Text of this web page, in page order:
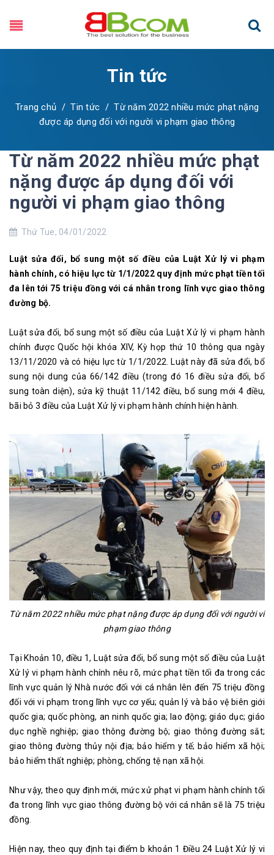
Tin tức
Trang chủ / Tin tức / Từ năm 2022 nhiều mức phạt nặng
được áp dụng đối với người vi phạm giao thông
Từ năm 2022 nhiều mức phạt
nặng được áp dụng đối với
người vi phạm giao thông
Thứ Tue, 04/01/2022
Luật sửa đổi, bổ sung một số điều của Luật Xử lý vi phạm
hành chính, có hiệu lực từ 1/1/2022 quy định mức phạt tiền tối
đa lên tới 75 triệu đồng với cá nhân trong lĩnh vực giao thông
đường bộ.
Luật sửa đổi, bổ sung một số điều của Luật Xử lý vi phạm hành
chính được Quốc hội khóa XIV, Kỳ họp thứ 10 thông qua ngày
13/11/2020 và có hiệu lực từ 1/1/2022. Luật này đã sửa đổi, bổ
sung nội dung của 66/142 điều (trong đó 16 điều sửa đổi, bổ
sung toàn diện), sửa kỹ thuật 11/142 điều, bổ sung mới 4 điều,
bãi bỏ 3 điều của Luật Xử lý vi phạm hành chính hiện hành.
Từ năm 2022 nhiều mức phạt nặng được áp dụng đối với người vi
phạm giao thông
Tại Khoản 10, điều 1, Luật sửa đổi, bổ sung một số điều của Luật
Xử lý vi phạm hành chính nêu rõ, mức phạt tiền tối đa trong các
lĩnh vực quản lý Nhà nước đối với cá nhân lên đến 75 triệu đồng
đối với vi phạm trong lĩnh vực cơ yếu; quản lý và bảo vệ biên giới
quốc gia; quốc phòng, an ninh quốc gia; lao động; giáo dục; giáo
dục nghề nghiệp; giao thông đường bộ; giao thông đường sắt;
giao thông đường thủy nội địa; bảo hiểm y tế; bảo hiểm xã hội;
bảo hiểm thất nghiệp; phòng, chống tệ nạn xã hội.
Như vậy, theo quy định mới, mức xử phạt vi phạm hành chính tối
đa trong lĩnh vực giao thông đường bộ với cá nhân sẽ là 75 triệu
đồng.
Hiện nay, theo quy định tại điểm b khoản 1 Điều 24 Luật Xử lý vi